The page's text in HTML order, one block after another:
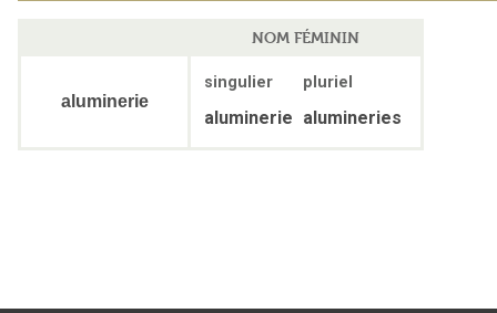
NOM FÉMININ
aluminerie
singulier pluriel
aluminerie alumineries